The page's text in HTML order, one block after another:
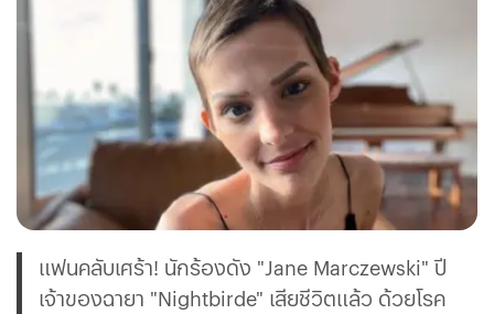
แฟนคลับเศร้า! นักร้องดัง "Jane Marczewski" ปี
เจ้าของฉายา "Nightbirde" เสียชีวิตแล้ว ด้วยโรค